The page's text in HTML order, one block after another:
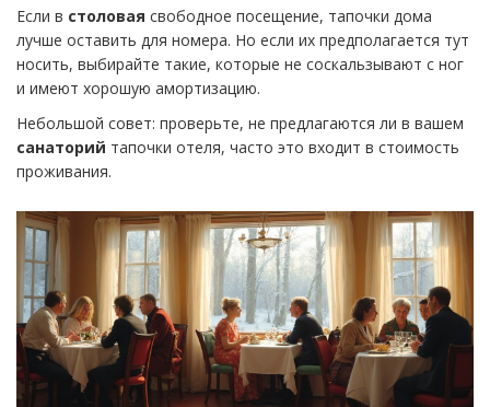
Если в столовая свободное посещение, тапочки дома
лучше оставить для номера. Но если их предполагается тут
носить, выбирайте такие, которые не соскальзывают с ног
и имеют хорошую амортизацию.
Небольшой совет: проверьте, не предлагаются ли в вашем
санаторий тапочки отеля, часто это входит в стоимость
проживания.